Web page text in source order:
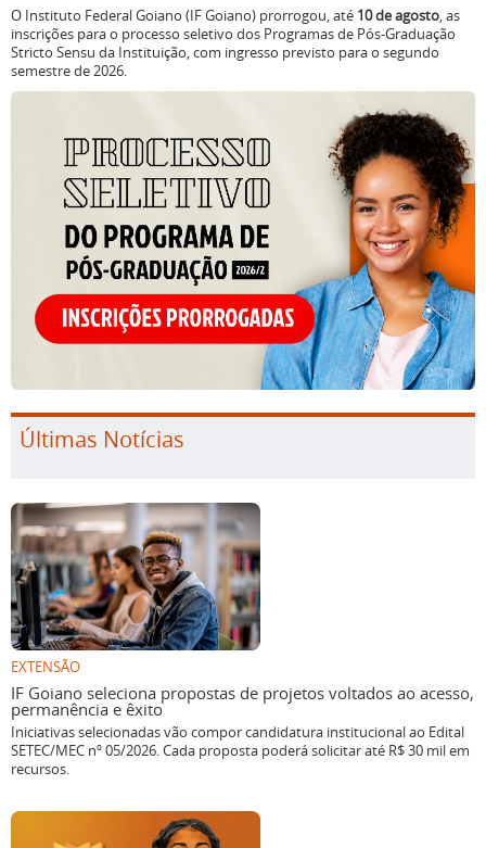
O Instituto Federal Goiano (IF Goiano) prorrogou, até 10 de agosto, as
inscrições para o processo seletivo dos Programas de Pós-Graduação
Stricto Sensu da Instituição, com ingresso previsto para o segundo
semestre de 2026.
Últimas Notícias
EXTENSÃO
IF Goiano seleciona propostas de projetos voltados ao acesso,
permanência e êxito
Iniciativas selecionadas vão compor candidatura institucional ao Edital
SETEC/MEC nº 05/2026. Cada proposta poderá solicitar até R$ 30 mil em
recursos.